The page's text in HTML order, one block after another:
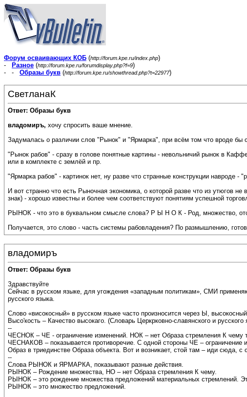
Форум осваивающих КОБ (http://forum.kpe.ru/index.php)
-
Разное (http://forum.kpe.ru/forumdisplay.php?f=9)
- - Образы букв (http://forum.kpe.ru/showthread.php?t=22977)
СветланаК
Ответ: Образы букв
владомиръ, хочу спросить ваше мнение.
Задумалась о различии слов "Рынок" и "Ярмарка", при всём том что вроде бы
"Рынок рабов" - сразу в голове понятные картины - невольничий рынок в
или в комплекте с землёй и пр.
"Ярмарка рабов" - картинок нет, ну разве что странные конструкции навроде -
И вот странно что есть Рыночная экономика, о которой разве что из утюгов
знак) - хорошо известны и более чем соответствуют понятиям успешной
РЫНОК - что это в буквальном смысле слова? Р Ы Н О К - Род, множество,
Получается, это слово - часть системы рабовладения? По размышлению,
владомиръ
Ответ: Образы букв
Здравствуйте
Сейчас в русском языке, для угождения «западным политикам», СМИ
русского языка.
Слово «високосный» в русском языке часто произносится через Ы,
Высо'кость – Качество высокаго. (Словарь Церкрковно-славянского и
--
ЧЕСНОК – ЧЕ - ограничение изменений. НОК – нет Образа стремления К чему
ЧЕСНАКОВ – показывается противоречие. С одной стороны ЧЕ – ограничение
Образ в триединстве Образа объекта. Вот и возникает, стой там – иди сюда,
--
Слова РЫНОК и ЯРМАРКА, показывают разные действия.
РЫНОК – Рождение множества, НО – нет Образа стремления К чему.
РЫНОК – это рождение множества предложений материальных стремлений.
РЫНОК – это множество предложений.